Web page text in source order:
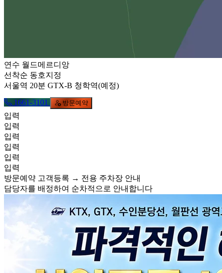
연수 월드메르디앙
선착순 동호지정
서울역 20분 GTX-B 청학역(예정)
1661-3101
방문예약
입력
입력
입력
입력
입력
입력
방문예약 고객등록 → 전용 주차장 안내
담당자를 배정하여 순차적으로 안내합니다